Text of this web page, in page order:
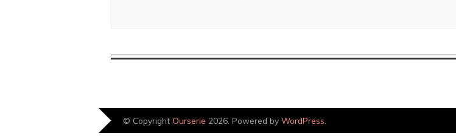
© Copyright Ourserie 2026. Powered by WordPress